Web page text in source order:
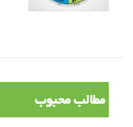
مطالب محبوب